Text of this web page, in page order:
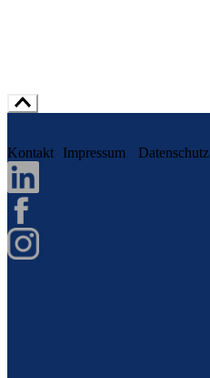
Kontakt Impressum Datenschutz